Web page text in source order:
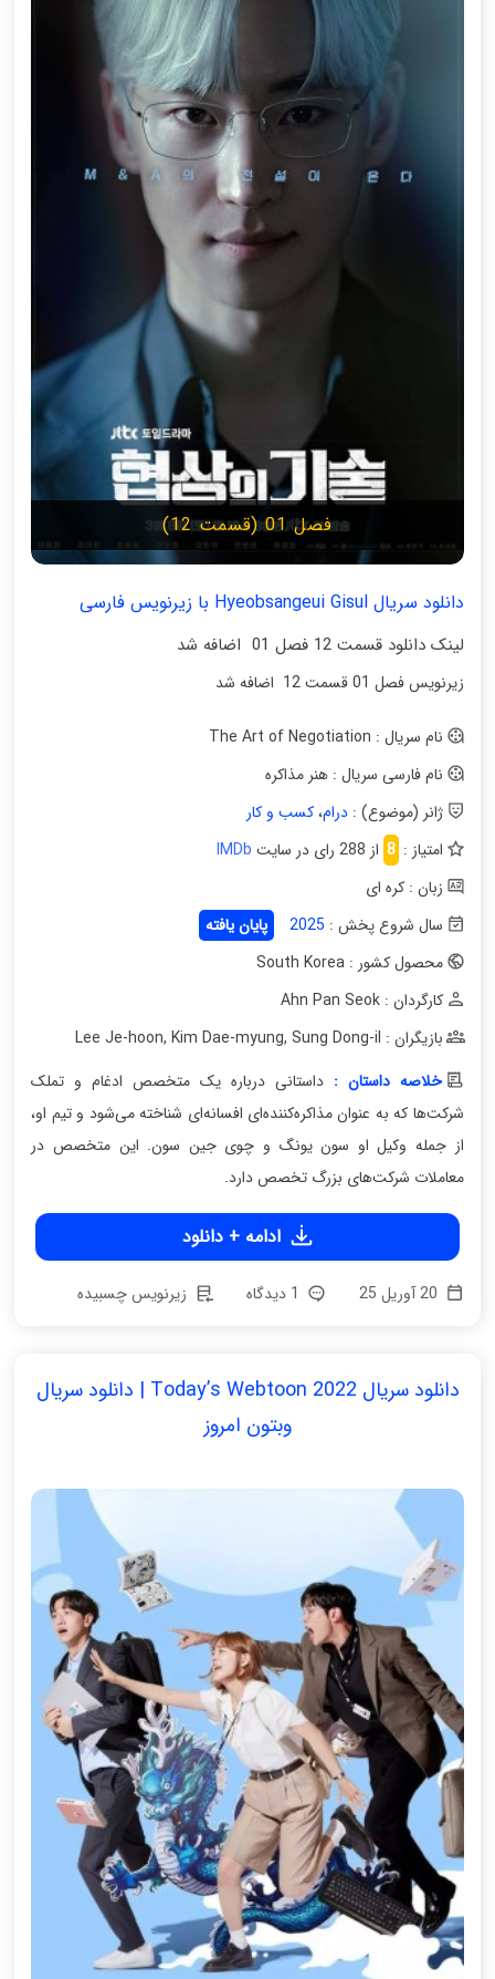
فصل 01 (قسمت 12)
دانلود سریال Hyeobsangeui Gisul با زیرنویس فارسی
لینک دانلود قسمت 12 فصل 01 اضافه شد
زیرنویس فصل 01 قسمت 12 اضافه شد
نام سریال : The Art of Negotiation
نام فارسی سریال : هنر مذاکره
ژانر (موضوع) :درام،کسب و کار
امتیاز : 8 از 288 رای در سایت
IMDb
زبان : کره ای
سال شروع پخش : 2025
پایان یافته
محصول کشور : South Korea
کارگردان : Ahn Pan Seok
بازیگران : Lee Je-hoon
, Kim Dae-myung, Sung Dong-il
خلاصه داستان :داستانی درباره یک متخصص ادغام و تملک
شرکت‌ها که به عنوان مذاکره‌کننده‌ای افسانه‌ای شناخته می‌شود و تیم او،
از جمله وکیل او سون یونگ و چوی جین سون. این متخصص در
معاملات شرکت‌های بزرگ تخصص دارد.
ادامه + دانلود
زیرنویس چسبیده
دانلود سریال Today’s Webtoon 2022 | دانلود سریال
وبتون امروز